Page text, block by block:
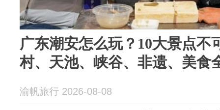
广东潮安怎么玩？10大景点不
村、天池、峡谷、非遗、美食
渝帆旅行 2026-08-08